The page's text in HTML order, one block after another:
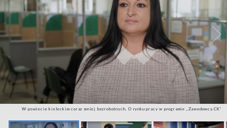
W powiecie kieleckim coraz mniej bezrobotnych. O rynku pracy w programie „Zawodowcy.CK”